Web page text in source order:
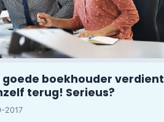
goede boekhouder verdient
terug! Serieus?
2017